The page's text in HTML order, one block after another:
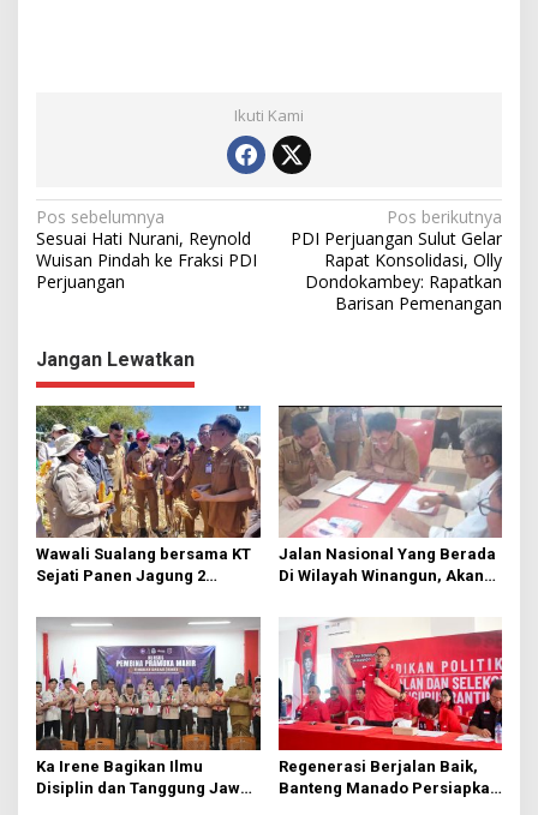
Ikuti Kami
N
a
v
g
a
s
i
p
o
s
Pos sebelumnya
Sesuai Hati Nurani, Reynold
Wuisan Pindah ke Fraksi PDI
Perjuangan
Pos berikutnya
PDI Perjuangan Sulut Gelar
Rapat Konsolidasi, Olly
Dondokambey: Rapatkan
Barisan Pemenangan
Jangan Lewatkan
Wawali Sualang bersama KT
Sejati Panen Jagung 2
Jalan Nasional Yang Berada
Di Wilayah Winangun, Akan
Ka Irene Bagikan Ilmu
Disiplin dan Tanggung Jawab
Regenerasi Berjalan Baik,
Banteng Manado Persiapkan